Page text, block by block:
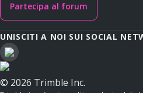
Partecipa al forum
UNISCITI A NOI SUI SOCIAL
© 2026 Trimble Inc.